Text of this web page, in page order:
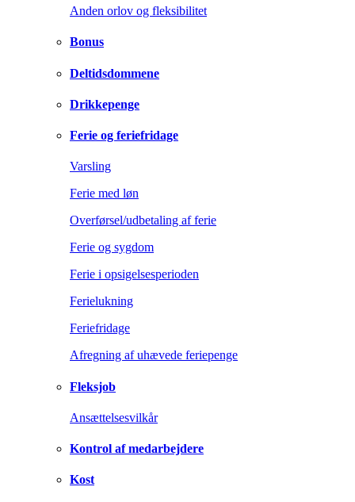
Anden orlov og fleksibilitet
Bonus
Deltidsdommene
Drikkepenge
Ferie og feriefridage
Varsling
Ferie med løn
Overførsel/udbetaling af ferie
Ferie og sygdom
Ferie i opsigelsesperioden
Ferielukning
Feriefridage
Afregning af uhævede feriepenge
Fleksjob
Ansættelsesvilkår
Kontrol af medarbejdere
Kost